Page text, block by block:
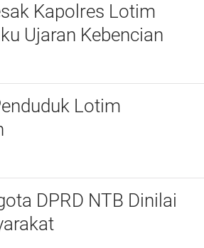
Kapolres Lotim
Ujaran Kebencian
Lotim
DPRD NTB Dinilai